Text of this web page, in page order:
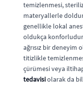
temizlenmesi,
materyallerle
genellikle lokal
oldukça
ağrısız bir deneyim
titizlikle
çürümesi veya
tedavisiolarak da